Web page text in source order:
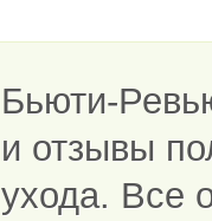
Бьюти-
и отзывы
ухода. Все